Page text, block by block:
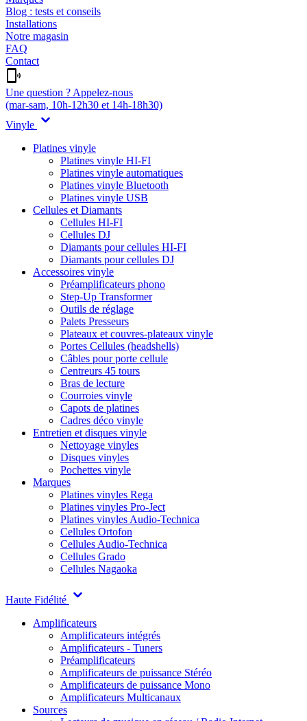
Blog : tests et conseils
Installations
Notre magasin
FAQ
Contact
Une question ? Appelez-nous
(mar-sam, 10h-12h30 et 14h-18h30)
Vinyle
Platines vinyle
Platines vinyle HI-FI
Platines vinyle automatiques
Platines vinyle Bluetooth
Platines vinyle USB
Cellules et Diamants
Cellules HI-FI
Cellules DJ
Diamants pour cellules HI-FI
Diamants pour cellules DJ
Accessoires vinyle
Préamplificateurs phono
Step-Up Transformer
Outils de réglage
Palets Presseurs
Plateaux et couvres-plateaux vinyle
Portes Cellules (headshells)
Câbles pour porte cellule
Centreurs 45 tours
Bras de lecture
Courroies vinyle
Capots de platines
Cadres déco vinyle
Entretien et disques vinyle
Nettoyage vinyles
Disques vinyles
Pochettes vinyle
Marques
Platines vinyles Rega
Platines vinyles Pro-Ject
Platines vinyles Audio-Technica
Cellules Ortofon
Cellules Audio-Technica
Cellules Grado
Cellules Nagaoka
Haute Fidélité
Amplificateurs
Amplificateurs intégrés
Amplificateurs - Tuners
Préamplificateurs
Amplificateurs de puissance Stéréo
Amplificateurs de puissance Mono
Amplificateurs Multicanaux
Sources